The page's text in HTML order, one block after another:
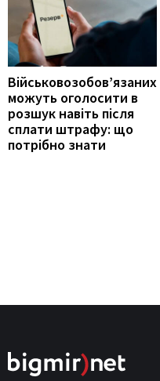
Військовозобов’язаних
можуть оголосити в
розшук навіть після
сплати штрафу: що
потрібно знати